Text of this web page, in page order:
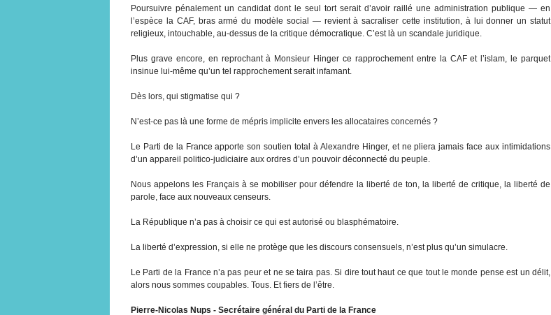
Poursuivre pénalement un candidat dont le seul tort serait d’avoir raillé une administration publique — en
l’espèce la CAF, bras armé du modèle social — revient à sacraliser cette institution, à lui donner un statut
religieux, intouchable, au-dessus de la critique démocratique. C’est là un scandale juridique.
Plus grave encore, en reprochant à Monsieur Hinger ce rapprochement entre la CAF et l’islam, le parquet
insinue lui-même qu’un tel rapprochement serait infamant.
Dès lors, qui stigmatise qui ?
N’est-ce pas là une forme de mépris implicite envers les allocataires concernés ?
Le Parti de la France apporte son soutien total à Alexandre Hinger, et ne pliera jamais face aux intimidations
d’un appareil politico-judiciaire aux ordres d’un pouvoir déconnecté du peuple.
Nous appelons les Français à se mobiliser pour défendre la liberté de ton, la liberté de critique, la liberté de
parole, face aux nouveaux censeurs.
La République n’a pas à choisir ce qui est autorisé ou blasphématoire.
La liberté d’expression, si elle ne protège que les discours consensuels, n’est plus qu’un simulacre.
Le Parti de la France n’a pas peur et ne se taira pas. Si dire tout haut ce que tout le monde pense est un délit,
alors nous sommes coupables. Tous. Et fiers de l’être.
Pierre-Nicolas Nups - Secrétaire général du Parti de la France